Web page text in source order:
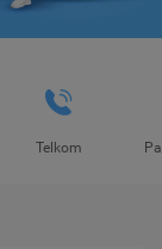
Telkom